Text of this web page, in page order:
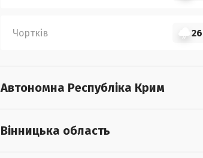
Чортків
Автономна Республіка Крим
Вінницька область